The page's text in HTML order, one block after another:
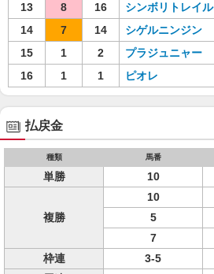
13
8 16 シンボリトレイル
14
7 14 シゲルニンジン
15
1 2 プラジュニャー
16
1 1 ピオレ
払戻金
種類 馬番
単勝 10
複勝
10
5
7
枠連
3-5